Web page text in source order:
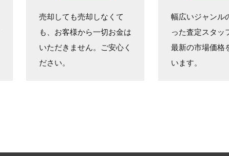
売却しても売却しなくて
も、お客様から一切お金は
いただきません。ご安心く
ださい。
幅広いジャンル
った査定スタッ
最新の市場価格
います。